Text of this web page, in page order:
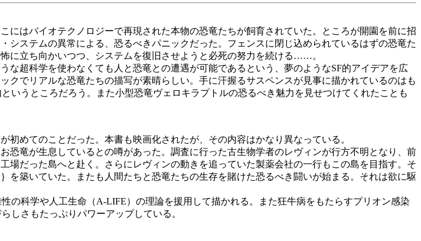
はバイオテクノロジーで再現された本物の恐竜たちが飼育されていた。ところが開園を前に招
ステムの異常による、恐るべきパニックだった。フェンスに閉じ込められているはずの恐竜た
に立ち向かいつつ、システムを復旧させようと必死の努力を続ける……。
超科学を使わなくても人と恐竜との遭遇が可能であるという、夢のようなSF的アイデアを広
でリアルな恐竜たちの描写が素晴らしい。手に汗握るサスペンスが見事に描かれているのはも
いうところだろう。また小型恐竜ヴェロキラプトルの恐るべき魅力を見せつけてくれたことも
めてのことだった。本書も映画化されたが、その内容はかなり異なっている。
竜が生息しているとの噂があった。調査に行った古生物学者のレヴィンが行方不明となり、前
だった島へと赴く。さらにレヴィンの動きを追っていた製薬会社の一行もこの島を目指す。そ
築いていた。またも人間たちと恐竜たちの生存を賭けた恐るべき闘いが始まる。それは欲に駆
科学や人工生命（A-LIFE）の理論を援用して描かれる。また狂牛病をもたらすプリオン感染
しさもたっぷりパワーアップしている。